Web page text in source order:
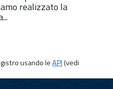
realizzato la
usando leAPI(vedi